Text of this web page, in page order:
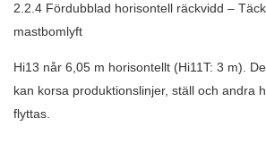
2.2.4 Fördubblad horisontell räckvidd –
mastbomlyft
Hi13 når 6,05 m horisontellt (Hi11T: 3 m).
kan korsa produktionslinjer, ställ och andra
flyttas.